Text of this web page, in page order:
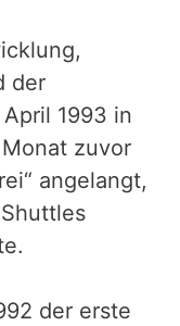
der
1993 in
zuvor
angelangt,
der erste